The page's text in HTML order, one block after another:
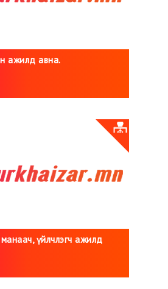
ажилд авна.
үйлчлэгч ажилд